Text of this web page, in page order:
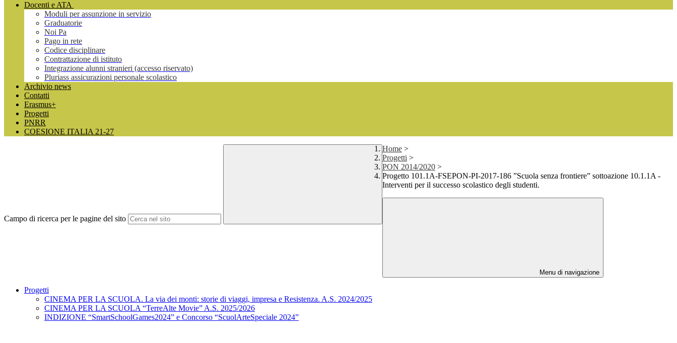
Docenti e ATA
Moduli per assunzione in servizio
Graduatorie
Noi Pa
Pago in rete
Codice disciplinare
Contrattazione di istituto
Integrazione alunni stranieri (accesso riservato)
Pluriass assicurazioni personale scolastico
Archivio news
Contatti
Erasmus+
Progetti
PNRR
COESIONE ITALIA 21-27
Campo di ricerca per le pagine del sito
Home >
Progetti >
PON 2014/2020 >
Progetto 101.1A-FSEPON-PI-2017-186 ”Scuola senza frontiere” sottoazione 10.1.1A -
Interventi per il successo scolastico degli studenti.
Menu di navigazione
Progetti
CINEMA PER LA SCUOLA. La via dei monti: storie di viaggi, impresa e Resistenza. A.S. 2024/2025
CINEMA PER LA SCUOLA “TerreAlte Movie” A.S. 2025/2026
INDIZIONE “SmartSchoolGames2024” e Concorso “ScuolArteSpeciale 2024”